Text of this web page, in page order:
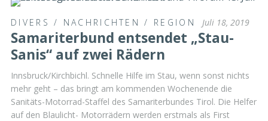
DIVERS / NACHRICHTEN / REGION Juli 18, 2019
Samariterbund entsendet „Stau-
Sanis“ auf zwei Rädern
Innsbruck/Kirchbichl. Schnelle Hilfe im Stau, wenn sonst nichts
mehr geht – das bringt am kommenden Wochenende die
Sanitäts-Motorrad-Staffel des Samariterbundes Tirol. Die Helfer
auf den Blaulicht- Motorrädern werden erstmals als First